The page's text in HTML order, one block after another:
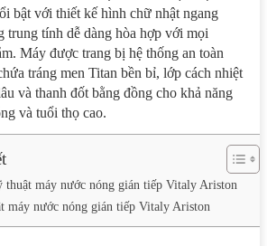
bật với thiết kế hình chữ nhật ngang
trung tính dễ dàng hòa hợp với mọi
Máy được trang bị hệ thống an toàn
tráng men Titan bền bỉ, lớp cách nhiệt
và thanh đốt bằng đồng cho khả năng
và tuổi thọ cao.
thuật máy nước nóng gián tiếp Vitaly Ariston
máy nước nóng gián tiếp Vitaly Ariston